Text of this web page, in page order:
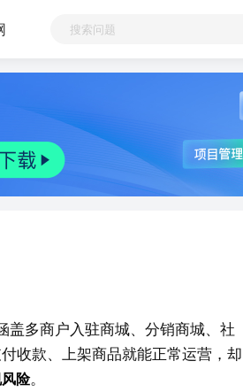
盖多商户入驻商城、分销商城、社
收款、上架商品就能正常运营，却
险。